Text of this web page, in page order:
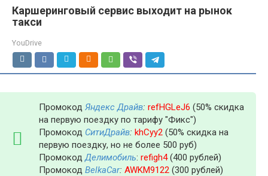
Каршеринговый сервис выходит на рынок
такси
YouDrive
Промокод Яндекс Драйв: refHGLeJ6 (50% скидка
на первую поездку по тарифу "Фикс")
Промокод СитиДрайв: khCyy2 (50% скидка на
первую поездку, но не более 500 руб)
ПромокодДелимобиль: refigh4(400 рублей)
Промокод BelkaCar: AWKM9122 (300 рублей)